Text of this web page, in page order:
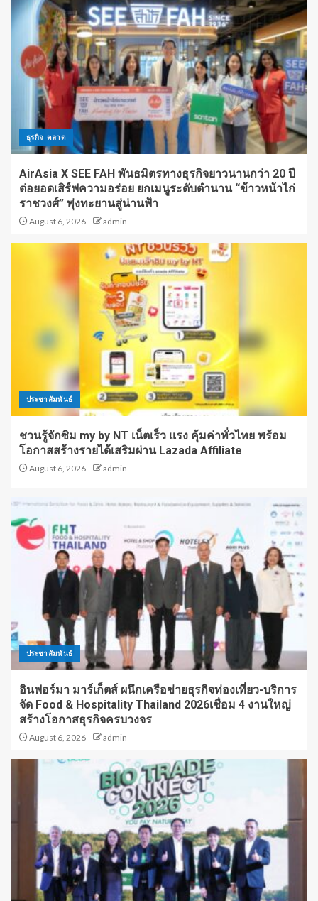
ธุรกิจ-ตลาด
AirAsia X SEE FAH พันธมิตรทางธุรกิจยาวนานกว่า 20 ปี
ต่อยอดเสิร์ฟความอร่อย ยกเมนูระดับตำนาน “ข้าวหน้าไก่
ราชวงศ์” พุ่งทะยานสู่น่านฟ้า
August 6, 2026 admin
ประชาสัมพันธ์
ชวนรู้จักซิม my by NT เน็ตเร็ว แรง คุ้มค่าทั่วไทย พร้อม
โอกาสสร้างรายได้เสริมผ่าน Lazada Affiliate
August 6, 2026 admin
ประชาสัมพันธ์
อินฟอร์มา มาร์เก็ตส์ ผนึกเครือข่ายธุรกิจท่องเที่ยว-บริการ
จัด Food & Hospitality Thailand 2026เชื่อม 4 งานใหญ่
สร้างโอกาสธุรกิจครบวงจร
August 6, 2026 admin